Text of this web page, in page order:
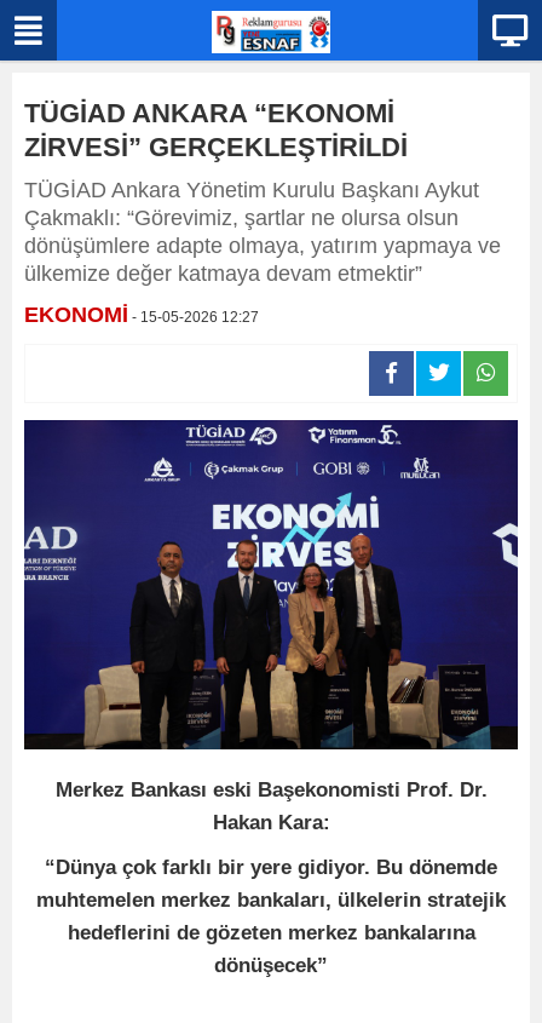
TÜGİAD ANKARA “EKONOMİ
ZİRVESİ” GERÇEKLEŞTİRİLDİ
TÜGİAD Ankara Yönetim Kurulu Başkanı Aykut
Çakmaklı: “Görevimiz, şartlar ne olursa olsun
dönüşümlere adapte olmaya, yatırım yapmaya ve
ülkemize değer katmaya devam etmektir”
EKONOMİ - 15-05-2026 12:27
Merkez Bankası eski Başekonomisti Prof. Dr.
Hakan Kara:
“Dünya çok farklı bir yere gidiyor. Bu dönemde
muhtemelen merkez bankaları, ülkelerin stratejik
hedeflerini de gözeten merkez bankalarına
dönüşecek”